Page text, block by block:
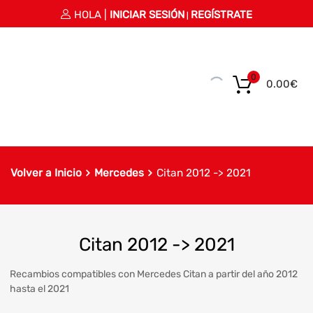
HOLA | INICIAR SESIÓN REGÍSTRATE
0.00€
0
Volver a Inicio Mercedes Citan 2012 -> 2021
Citan 2012 -> 2021
Recambios compatibles con Mercedes Citan a partir del año 2012
hasta el 2021